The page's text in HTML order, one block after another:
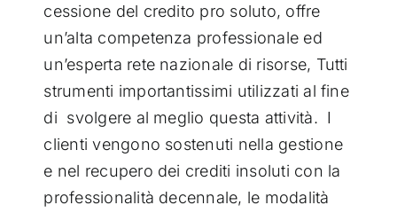
cessione del credito pro soluto, offre
un’alta competenza professionale ed
un’esperta rete nazionale di risorse, Tutti
strumenti importantissimi utilizzati al fine
di svolgere al meglio questa attività. I
clienti vengono sostenuti nella gestione
e nel recupero dei crediti insoluti con la
professionalità decennale, le modalità